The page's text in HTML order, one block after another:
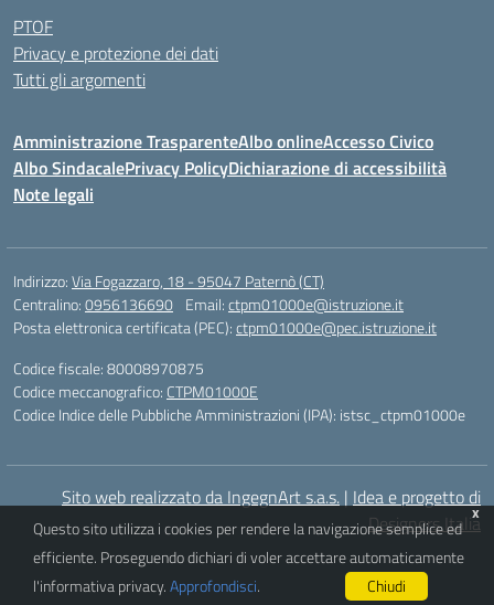
PTOF
Privacy e protezione dei dati
Tutti gli argomenti
Amministrazione TrasparenteAlbo onlineAccesso Civico
Albo SindacalePrivacy PolicyDichiarazione di accessibilità
Note legali
Indirizzo:Via Fogazzaro, 18 - 95047 Paternò (CT)
Centralino:0956136690 Email:ctpm01000e@istruzione.it
Posta elettronica certificata (PEC):ctpm01000e@pec.istruzione.it
Codice fiscale: 80008970875
Codice meccanografico: CTPM01000E
Codice Indice delle Pubbliche Amministrazioni (IPA): istsc_ctpm01000e
Sito web realizzato da IngegnArt s.a.s. | Idea e progetto di
Designers Italia
x
Questo sito utilizza i cookies per rendere la navigazione semplice ed
efficiente. Proseguendo dichiari di voler accettare automaticamente
l'informativa privacy.Approfondisci. Chiudi